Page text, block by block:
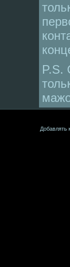
P.S.
Добавлять